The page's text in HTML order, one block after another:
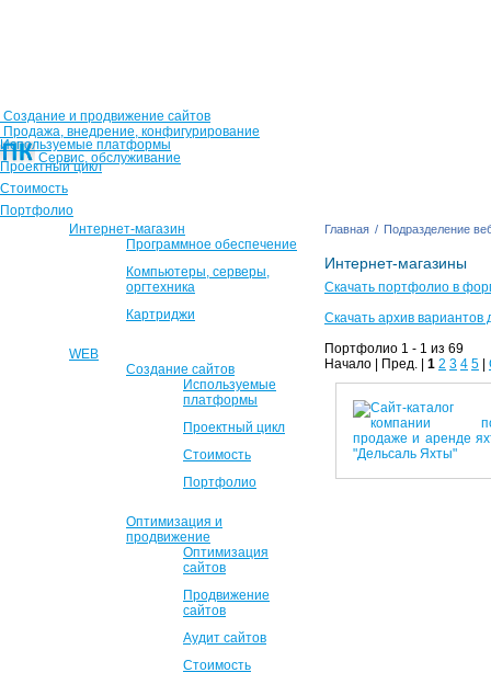
Создание и продвижение сайтов
Продажа, внедрение, конфигурирование
Сервис, обслуживание
Используемые платформы
Проектный цикл
Стоимость
Портфолио
Интернет-магазин
Программное обеспечение
Компьютеры, серверы,
оргтехника
Картриджи
WEB
Создание сайтов
Используемые
платформы
Проектный цикл
Стоимость
Портфолио
Оптимизация и
продвижение
Оптимизация
сайтов
Продвижение
сайтов
Аудит сайтов
Стоимость
Главная / Подразделение
Интернет-магазины
Скачать портфолио в
Скачать архив вариантов
Портфолио 1 - 1 из 69
Начало | Пред. | 1 2 3 4 5